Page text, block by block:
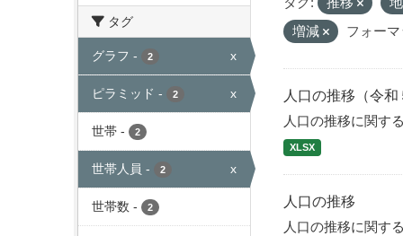
タグ
グラフ - 2 x
ピラミッド - 2 x
世帯 - 2
世帯人員 - 2 x
世帯数 - 2
増減
フォー
人口の推移（令和
人口の推移に関す
XLSX
人口の推移
人口の推移に関す